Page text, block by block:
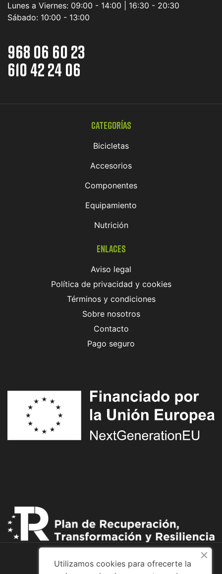
Lunes a Viernes: 09:00 - 14:00 | 16:30 - 20:30
Sábado: 10:00 - 13:00
968 06 60 23
610 42 24 06
Categorías
Bicicletas
Accesorios
Componentes
Equipamiento
Nutrición
Enlaces
Aviso legal
Política de privacidad y cookies
Términos y condiciones
Sobre nosotros
Contacto
Pago seguro
Utilizamos cookies para ofrecerte la